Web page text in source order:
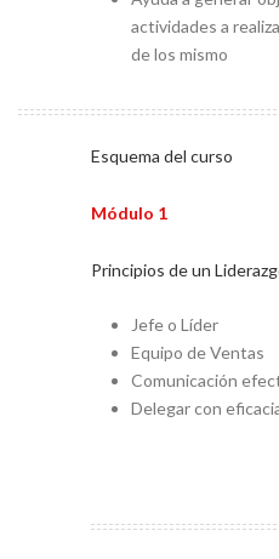
actividades a
de los mismo
Esquema del curso
Módulo 1
Principios de un
Jefe o Líder
Equipo de Ventas
Comunicación
Delegar con